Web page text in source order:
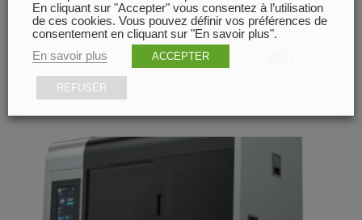
à la cire. Plus abordable et plus facile
d’utilisation, elle saura répondre à...
En cliquant sur "Accepter" vous consentez à l’utilisation
de ces cookies. Vous pouvez définir vos préférences de
consentement en cliquant sur "En savoir plus".
En savoir plus
ACCEPTER
REFUSER